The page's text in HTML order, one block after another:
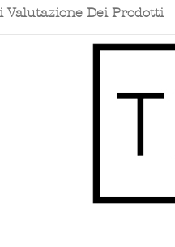
Valutazione Dei Prodotti